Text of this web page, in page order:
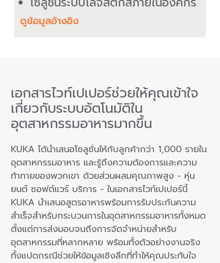
ดูข้อมูลอ้างอิง
เอกสารไวท์เปเปอร์ช่วยให้คุณเข้าใจ
เกี่ยวกับระบบอัตโนมัติใน
อุตสาหกรรมอาหารมากขึ้น
KUKA ได้นำเสนอโซลูชั่นให้กับลูกค้ากว่า 1,000 รายใน
อุตสาหกรรมอาหาร และรู้ถึงความต้องการและความ
ท้าทายของพวกเขา ด้วยส่วนผสมคุณภาพสูง - หุ่น
ยนต์ ซอฟต์แวร์ บริการ - ในเอกสารไวท์เปเปอร์นี้
KUKA นำเสนอสูตรอาหารพร้อมการรับประกันความ
สำเร็จสำหรับกระบวนการในอุตสาหกรรมอาหารทั้งหมด
ตั้งแต่การส่งมอบจนถึงการจัดจำหน่ายสำหรับ
อุตสาหกรรมที่หลากหลาย พร้อมทั้งตัวอย่างงานจริง
ทั้งแปดกรณีช่วยให้ข้อมูลเชิงลึกที่ทำให้คุณประทับใจ